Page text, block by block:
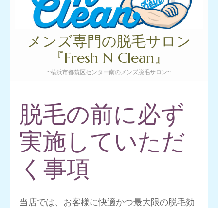
(Enterメンズ専門の脱毛サロン
『Fresh N Clean』
~横浜市都筑区センター南のメンズ脱毛サロン~
脱毛の前に必ず
実施していただ
く事項
当店では、お客様に快適かつ最大限の脱毛効